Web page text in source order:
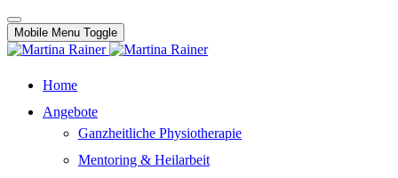
Mobile Menu Toggle
Home
Angebote
Ganzheitliche Physiotherapie
Mentoring & Heilarbeit